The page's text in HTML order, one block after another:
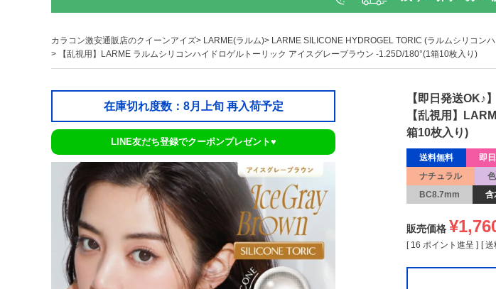
カラコン激安通販店のクイーンアイズ LARME(ラルム)
LARME SILICONE HYDROGEL TORIC (ラルムシリコン
【乱視用】LARME ラルムシリコンハイドロゲルトーリック アイスグレーブラウン -1.25D/180°(1箱10枚入り)
在庫切れ度数：8月上旬 再入荷予定
LINE友だち登録でクーポンプレゼント♥
【即日発送OK♪】
【乱視用】
箱10枚入り)
送料無料 即
ナチュラル
BC8.7mm
含
販売価格 ¥
[ 16 ポイント進呈 ] 送